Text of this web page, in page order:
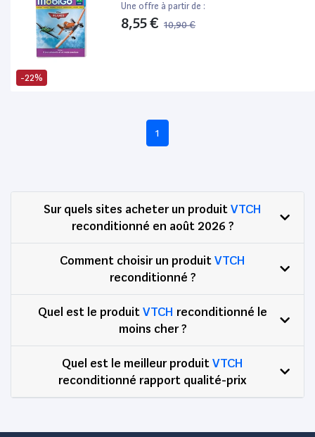
-22%
Une offre à partir de :
8,55 € 10,90 €
1
Sur quels sites acheter un produitVTCH
reconditionné en août 2026 ?
Comment choisir un produitVTCH
reconditionné ?
Quel est le produitVTCH reconditionné le
moins cher ?
Quel est le meilleur produitVTCH
reconditionné rapport qualité-prix